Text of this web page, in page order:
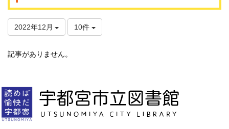
2022年12月 10件
記事がありません。